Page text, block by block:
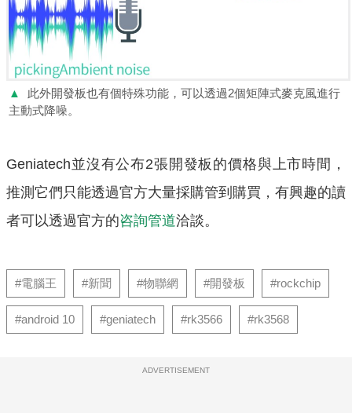
▲
此外開發板也有個特殊功能，可以透過2個矩陣式麥克風進行
主動式降噪。
Geniatech並沒有公布2張開發板的價格與上市時間，
推測它們只能透過官方大量採購管到購買，有興趣的讀
者可以透過官方的咨詢管道洽談。
#電腦王 #新聞 #物聯網 #開發板 #rockchip
#android 10 #geniatech #rk3566 #rk3568
ADVERTISEMENT